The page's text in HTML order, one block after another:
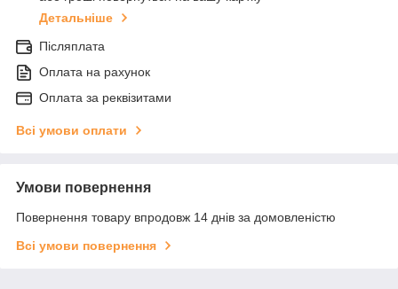
Детальніше
Післяплата
Оплата на рахунок
Оплата за реквізитами
Всі умови оплати
Умови повернення
Повернення товару впродовж 14 днів за домовленістю
Всі умови повернення